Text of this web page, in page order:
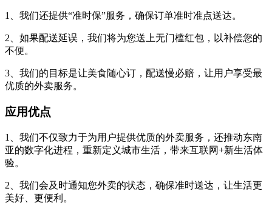
1、我们还提供“准时保”服务，确保订单准时准点送达。
2、如果配送延误，我们将为您送上无门槛红包，以补偿您的
不便。
3、我们的目标是让美食随心订，配送慢必赔，让用户享受最
优质的外卖服务。
应用优点
1、我们不仅致力于为用户提供优质的外卖服务，还推动东南
亚的数字化进程，重新定义城市生活，带来互联网+新生活体
验。
2、我们会及时通知您外卖的状态，确保准时送达，让生活更
美好、更便利。